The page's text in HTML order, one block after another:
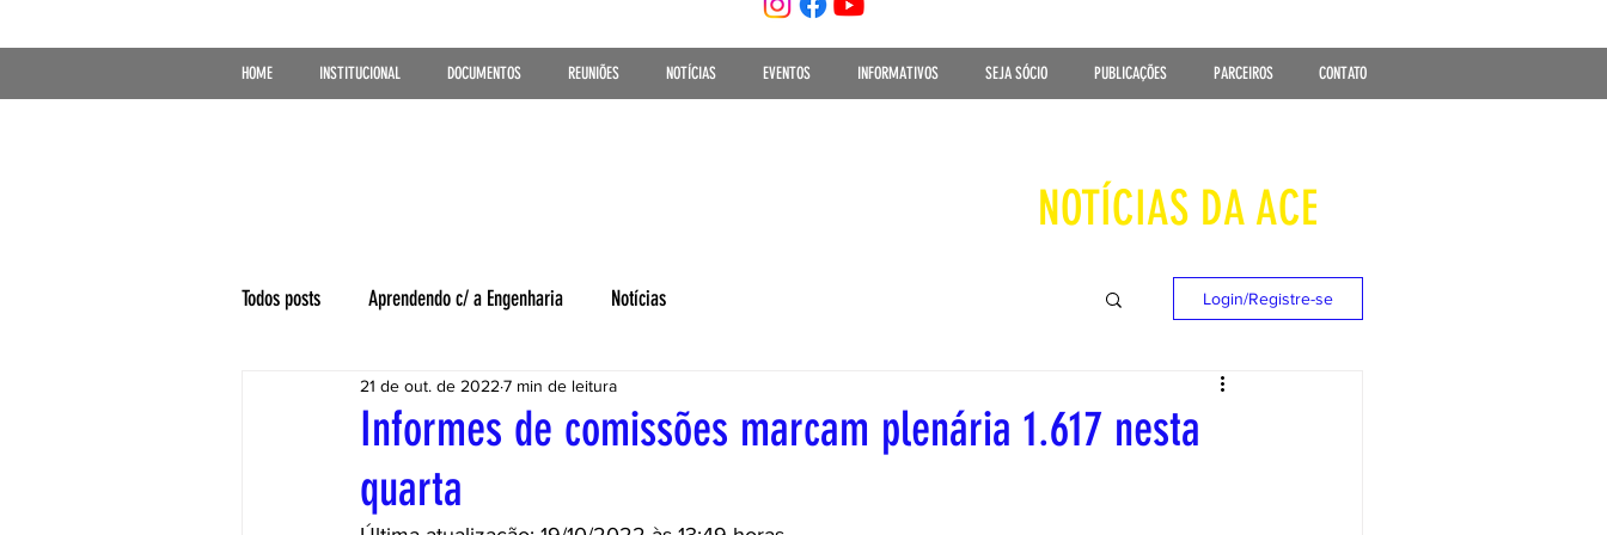
HOME INSTITUCIONAL DOCUMENTOS REUNIÕES NOTÍCIAS EVENTOS INFORMATIVOS SEJA SÓCIO PUBLICAÇÕES PARCEIROS CONTATO
NOTÍCIAS DA ACE
Todos posts Aprendendo c/ a Engenharia Notícias Login/Registre-se
Informes de comissões marcam plenária 1.617 nesta
quarta
21 de out. de 2022 7 min de leitura